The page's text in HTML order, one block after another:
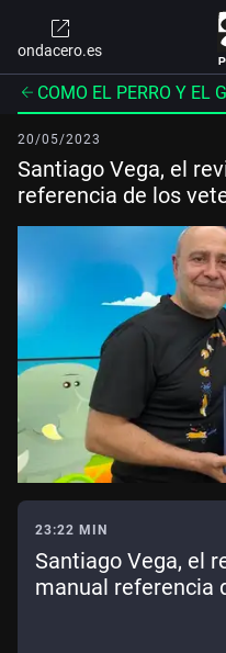
ondacero.es
COMO EL PERRO Y EL
20/05/2023
Santiago Vega, el
referencia de los
23:22 MIN
Santiago Vega, el
manual referencia